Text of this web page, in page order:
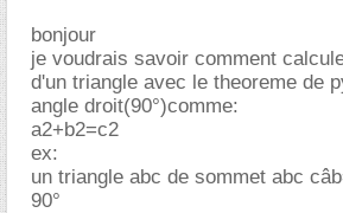
bonjour
je voudrais savoir comment
d'un triangle avec le theoreme de
angle droit(90°)comme:
a2+b2=c2
ex:
un triangle abc de sommet abc
90°